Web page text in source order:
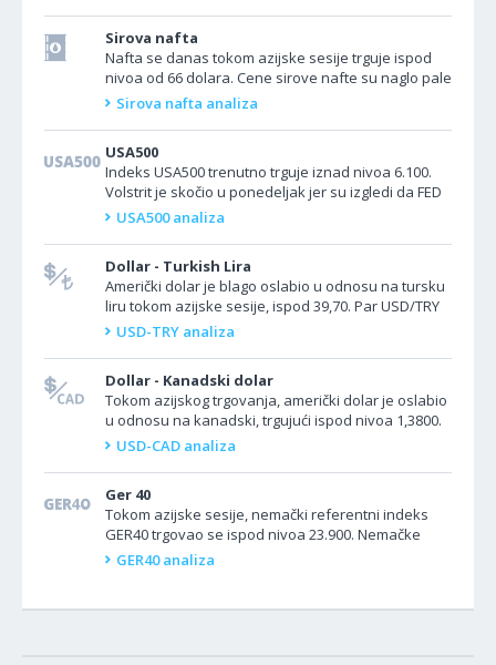
Sirova nafta
Nafta se danas tokom azijske sesije trguje ispod
nivoa od 66 dolara. Cene sirove nafte su naglo pale
na najniži nivo u više od deset dana nakon...
Sirova nafta analiza
USA500
Indeks USA500 trenutno trguje iznad nivoa 6.100.
Volstrit je skočio u ponedeljak jer su izgledi da FED
može smanjiti kamatne stope već u julu
USA500 analiza
Dollar - Turkish Lira
Američki dolar je blago oslabio u odnosu na tursku
liru tokom azijske sesije, ispod 39,70. Par USD/TRY
je bio blago niži jer je dolar oslabio u odnosu na...
USD-TRY analiza
Dollar - Kanadski dolar
Tokom azijskog trgovanja, američki dolar je oslabio
u odnosu na kanadski, trgujući ispod nivoa 1,3800.
Par USD/CAD se kretao u negativnom teritorijumu
USD-CAD analiza
Ger 40
Tokom azijske sesije, nemački referentni indeks
GER40 trgovao se ispod nivoa 23.900. Nemačke
akcije su pale nakon zatvaranja u ponedeljak, jer
GER40 analiza